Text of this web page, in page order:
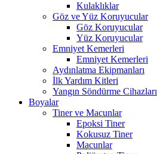
Kulaklıklar
Göz ve Yüz Koruyucular
Göz Koruyucular
Yüz Koruyucular
Emniyet Kemerleri
Emniyet Kemerleri
Aydınlatma Ekipmanları
İlk Yardım Kitleri
Yangın Söndürme Cihazları
Boyalar
Tiner ve Macunlar
Epoksi Tiner
Kokusuz Tiner
Macunlar